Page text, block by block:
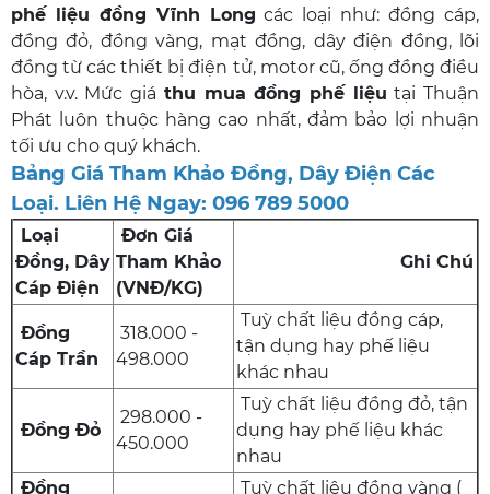
phế liệu đồng Vĩnh Long các loại như: đồng cáp,
đồng đỏ, đồng vàng, mạt đồng, dây điện đồng, lõi
đồng từ các thiết bị điện tử, motor cũ, ống đồng điều
hòa, v.v. Mức giá thu mua đồng phế liệu tại Thuận
Phát luôn thuộc hàng cao nhất, đảm bảo lợi nhuận
tối ưu cho quý khách.
Bảng Giá Tham Khảo Đồng, Dây Điện Các
Loại. Liên Hệ Ngay: 096 789 5000
Loại
Đồng, Dây
Cáp Điện
Đơn Giá
Tham Khảo
(VNĐ/KG)
Ghi Chú
Đồng
Cáp Trần
318.000 -
498.000
Tuỳ chất liệu đồng cáp,
tận dụng hay phế liệu
khác nhau
Đồng Đỏ
298.000 -
450.000
Tuỳ chất liệu đồng đỏ, tận
dụng hay phế liệu khác
nhau
Đồng
Tuỳ chất liệu đồng vàng (